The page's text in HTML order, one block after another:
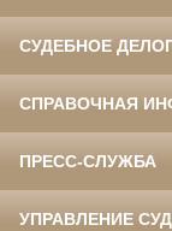
СУДЕБНОЕ
СПРАВОЧНАЯ
ПРЕСС-СЛУЖБА
УПРАВЛЕНИЕ